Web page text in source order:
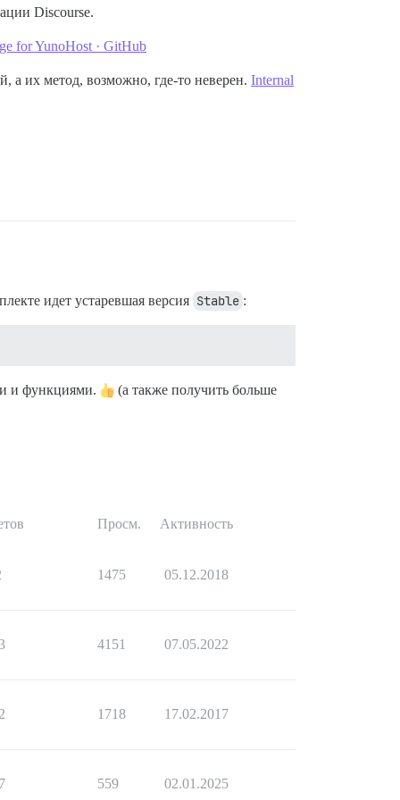
Discourse.
for YunoHost · GitHub
а их метод, возможно, где-то неверен. Internal
идет устаревшая версия Stable :
и функциями. (а также получить больше
Просм. Активность
1475 05.12.2018
4151 07.05.2022
1718 17.02.2017
559 02.01.2025